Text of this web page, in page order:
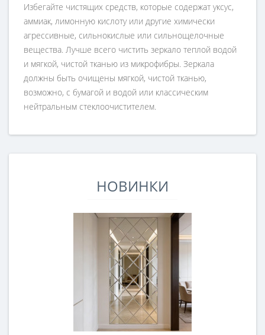
Избегайте чистящих средств, которые содержат уксус,
аммиак, лимонную кислоту или другие химически
агрессивные, сильнокислые или сильнощелочные
вещества. Лучше всего чистить зеркало теплой водой
и мягкой, чистой тканью из микрофибры. Зеркала
должны быть очищены мягкой, чистой тканью,
возможно, с бумагой и водой или классическим
нейтральным стеклоочистителем.
НОВИНКИ